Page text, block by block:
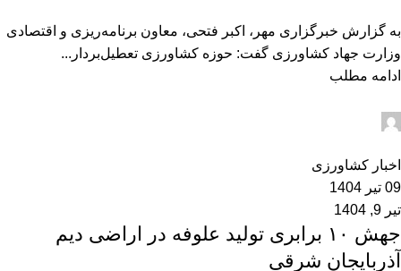
به گزارش خبرگزاری مهر، اکبر فتحی، معاون برنامه‌ریزی و اقتصادی
وزارت جهاد کشاورزی گفت: حوزه کشاورزی تعطیل‌بردار...
ادامه مطلب
اخبار کشاورزی
09 تیر 1404
تیر 9, 1404
جهش ۱۰ برابری تولید علوفه در اراضی دیم
آذربایجان شرقی